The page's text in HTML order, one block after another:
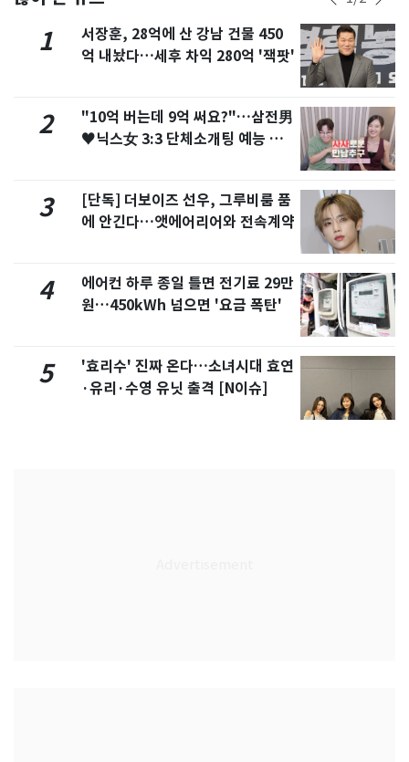
1
서장훈, 28억에 산 강남 건물 450
억 내놨다…세후 차익 280억 '잭팟'
2
"10억 버는데 9억 써요?"…삼전男
♥닉스女 3:3 단체소개팅 예능 화
3
[단독] 더보이즈 선우, 그루비룸 품
에 안긴다…앳에어리어와 전속계약
4
에어컨 하루 종일 틀면 전기료 29만
원…450kWh 넘으면 '요금 폭탄'
5
'효리수' 진짜 온다…소녀시대 효연
·유리·수영 유닛 출격 [N이슈]